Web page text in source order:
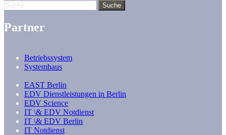
Partner
Betriebssystem
Systemhaus
EAST Berlin
EDV Dienstleistungen in Berlin
EDV Science
IT \& EDV Notdienst
IT \& EDV Berlin
IT Notdienst